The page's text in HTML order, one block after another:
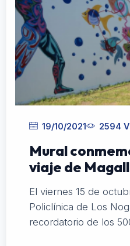
19/10/2021 2594
Mural
viaje de
El viernes 15 de
Policlínica de Los
recordatorio de los